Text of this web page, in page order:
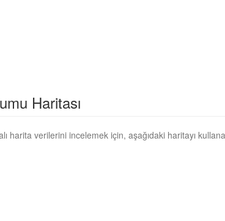
Haritası
harita verilerini incelemek için, aşağıdaki haritayı